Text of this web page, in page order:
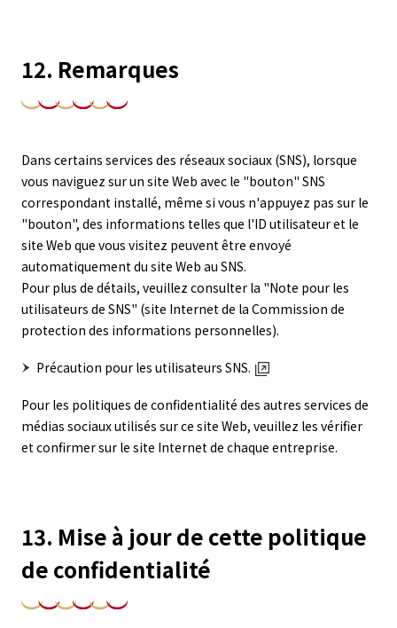
12. Remarques
Dans certains services des réseaux sociaux (SNS), lorsque
vous naviguez sur un site Web avec le "bouton" SNS
correspondant installé, même si vous n'appuyez pas sur le
"bouton", des informations telles que l'ID utilisateur et le
site Web que vous visitez peuvent être envoyé
automatiquement du site Web au SNS.
Pour plus de détails, veuillez consulter la "Note pour les
utilisateurs de SNS" (site Internet de la Commission de
protection des informations personnelles).
Précaution pour les utilisateurs SNS.
Pour les politiques de confidentialité des autres services de
médias sociaux utilisés sur ce site Web, veuillez les vérifier
et confirmer sur le site Internet de chaque entreprise.
13. Mise à jour de cette politique
de confidentialité